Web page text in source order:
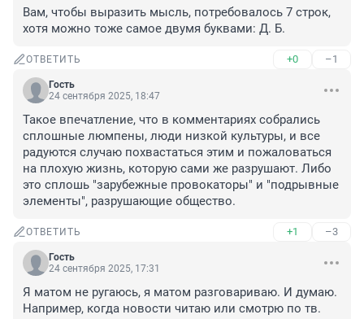
Вам, чтобы выразить мысль, потребовалось 7 строк,
хотя можно тоже самое двумя буквами: Д. Б.
ОТВЕТИТЬ +0 –1
Гость
24 сентября 2025, 18:47
Такое впечатление, что в комментариях собрались
сплошные люмпены, люди низкой культуры, и все
радуются случаю похвастаться этим и пожаловаться
на плохую жизнь, которую сами же разрушают. Либо
это сплошь "зарубежные провокаторы" и "подрывные
элементы", разрушающие общество.
ОТВЕТИТЬ +1 –3
Гость
24 сентября 2025, 17:31
Я матом не ругаюсь, я матом разговариваю. И думаю.
Например, когда новости читаю или смотрю по тв.